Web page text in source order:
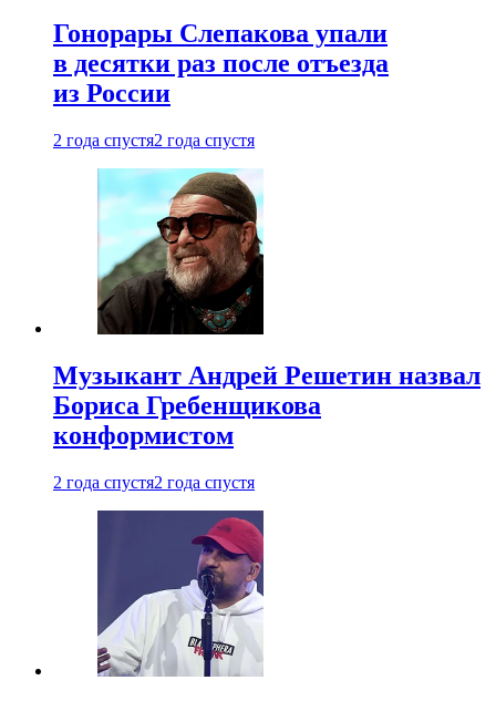
Гонорары Слепакова упали
в десятки раз после отъезда
из России
2 года спустя2 года спустя
Музыкант Андрей Решетин назвал
Бориса Гребенщикова
конформистом
2 года спустя2 года спустя